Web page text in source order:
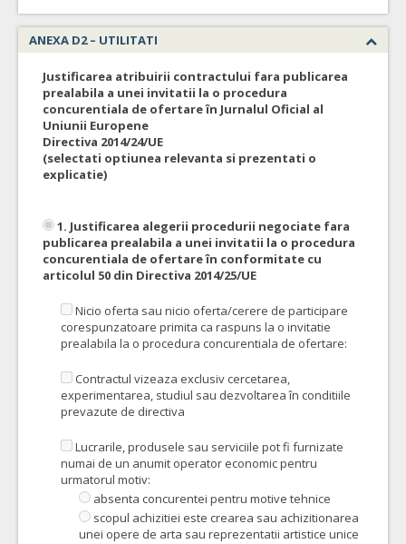
ANEXA D2 – UTILITATI
Justificarea atribuirii contractului fara publicarea
prealabila a unei invitatii la o procedura
concurentiala de ofertare în Jurnalul Oficial al
Uniunii Europene
Directiva 2014/24/UE
(selectati optiunea relevanta si prezentati o
explicatie)
1. Justificarea alegerii procedurii negociate fara
publicarea prealabila a unei invitatii la o procedura
concurentiala de ofertare în conformitate cu
articolul 50 din Directiva 2014/25/UE
Nicio oferta sau nicio oferta/cerere de participare
corespunzatoare primita ca raspuns la o invitatie
prealabila la o procedura concurentiala de ofertare:
Contractul vizeaza exclusiv cercetarea,
experimentarea, studiul sau dezvoltarea în conditiile
prevazute de directiva
Lucrarile, produsele sau serviciile pot fi furnizate
numai de un anumit operator economic pentru
urmatorul motiv:
absenta concurentei pentru motive tehnice
scopul achizitiei este crearea sau achizitionarea
unei opere de arta sau reprezentatii artistice unice